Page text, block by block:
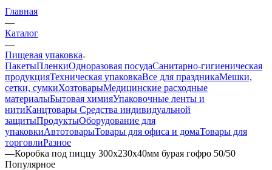
Главная
—
Каталог
—
Пищевая упаковка
ПакетыПленкиОдноразовая посудаСанитарно-гигиеническая
продукцияТехническая упаковкаВсе для праздникаМешки,
сетки, сумкиХозтоварыМедицинские расходные
материалыБытовая химияУпаковочные ленты и
нитиКанцтовары Средства индивидуальной
защитыПродуктыОборудование для
упаковкиАвтотоварыТовары для офиса и домаТовары для
торговлиРазное
—Коробка под пиццу 300х230х40мм бурая гофро 50/50
Популярное